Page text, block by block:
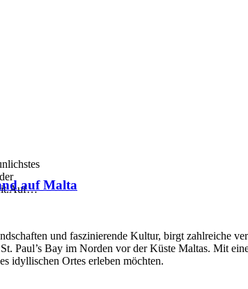
…
auf Malta
und faszinierende Kultur, birgt zahlreiche
Paul’s Bay im Norden vor der Küste Maltas. Mit
idyllischen Ortes erleben möchten.